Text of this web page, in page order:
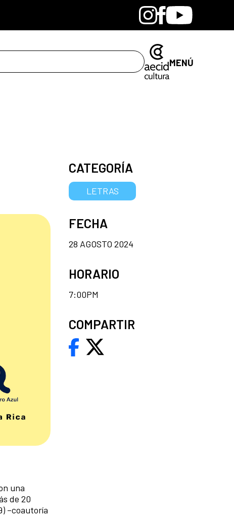
BandcampInstagram
Facebook
Youtube
MENÚ
una
de 20
–coautoría
CATEGORÍA
LETRAS
FECHA
28 AGOSTO 2024
HORARIO
7:00PM
COMPARTIR